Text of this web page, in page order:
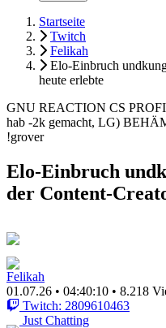
Startseite
Twitch
Felikah
Elo-Einbruch
heute erlebte
GNU REACTION CS
hab -2k gemacht, LG)
!grover
Elo-Einbruch
der Content-
Felikah
01.07.26 • 04:40:10 • 8.218
Twitch: 2809610463
Just Chatting